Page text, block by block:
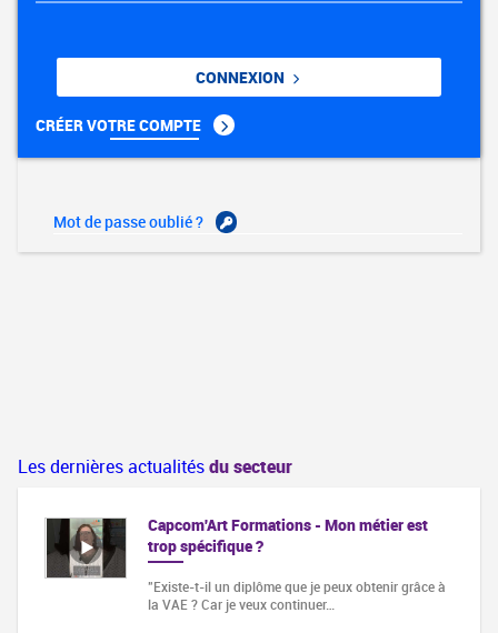
CONNEXION
CRÉER VOTRE COMPTE
Mot de passe oublié ?
Les dernières actualitésdu secteur
Capcom'Art Formations - Mon métier est
trop spécifique ?
"Existe-t-il un diplôme que je peux obtenir grâce à
la VAE ? Car je veux continuer…